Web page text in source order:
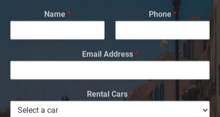
Name * Phone *
Email Address *
Rental Cars *